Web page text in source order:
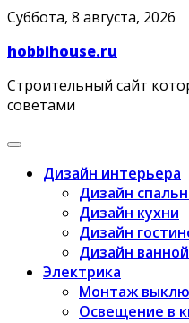
Skip
content
Суббота, 8 августа, 2026
hobbihouse.ru
Строительный сайт
советами
Дизайн интерьера
Дизайн
Дизайн кухни
Дизайн
Дизайн ванной
Электрика
Монтаж
Освещение в